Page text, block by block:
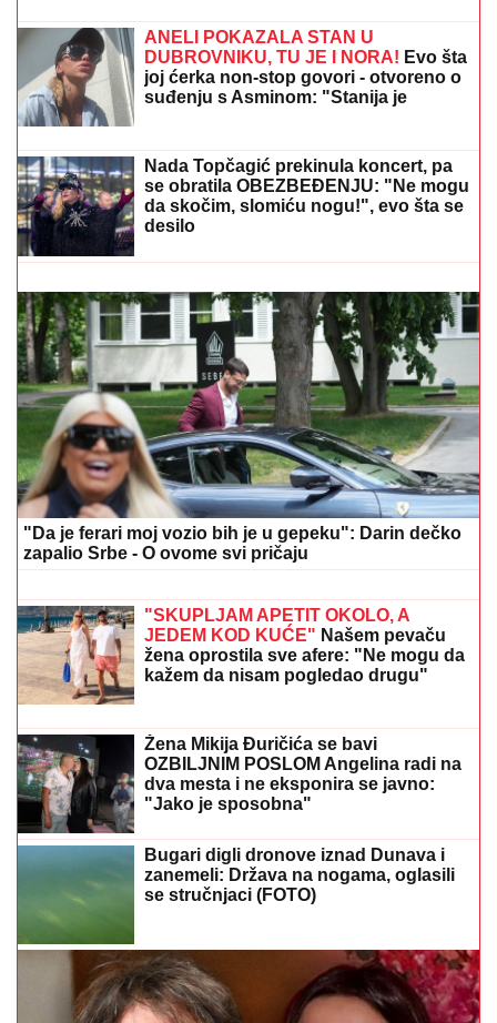
BIO NA IVICI ŽIVOTA! Glumac (77)
IGNORISAO SIMPTOME, a onda mu
SAOPŠTENA OZBILJNA DIJAGNOZA:
Evo šta je bila njegova jedina
SKANDAL U ISTANBULU!Emina Jahović pokradena
za 50.000 EVRA: Nasela na prevaru devojke iz Crne
Gore
ŠTA VIDETI U BARSELONI:Ako prvi
put putujete u Španiju ovih osam
znamenitosti morate da vidite
ANELI POKAZALA STAN U
joj ćerka non-stop govori - otvoreno o
suđenju s Asminom: "Stanija je
budaletina" (VIDEO)
"IMAM NAJLEPŠU I NAJBOLJU MAJKU"
Sinanović danas slavi rođendan, niko ne veruje da je
emotivnim rečima
Nada Topčagić prekinula koncert, pa
se obratila OBEZBEĐENJU: "Ne mogu